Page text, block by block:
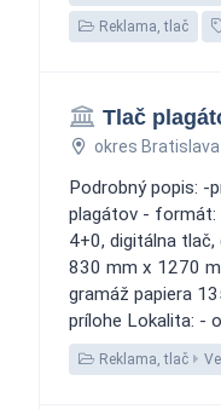
Reklama, tlač
Tlač
okres Bratislava I
Podrobný popis: -
plagátov -
4+0, digitálna
830 mm x 1270
gramáž papiera
prílohe Lokalita: -
Reklama, tlač